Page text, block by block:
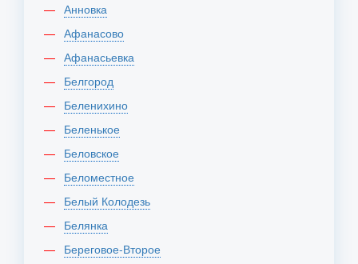
Анновка
Афанасово
Афанасьевка
Белгород
Беленихино
Беленькое
Беловское
Беломестное
Белый Колодезь
Белянка
Береговое-Второе